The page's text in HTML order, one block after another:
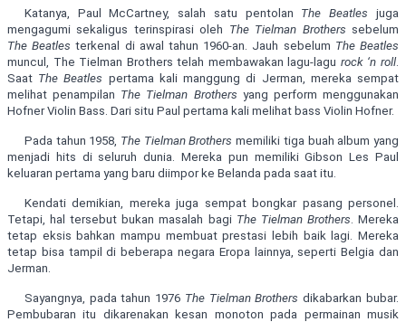
Katanya, Paul McCartney, salah satu pentolan The Beatles juga
mengagumi sekaligus terinspirasi oleh The Tielman Brothers sebelum
The Beatles terkenal di awal tahun 1960-an. Jauh sebelum The Beatles
muncul, The Tielman Brothers telah membawakan lagu-lagu rock ‘n roll.
Saat The Beatles pertama kali manggung di Jerman, mereka sempat
melihat penampilan The Tielman Brothers yang perform menggunakan
Hofner Violin Bass. Dari situ Paul pertama kali melihat bass Violin Hofner.
Pada tahun 1958, The Tielman Brothers memiliki tiga buah album yang
menjadi hits di seluruh dunia. Mereka pun memiliki Gibson Les Paul
keluaran pertama yang baru diimpor ke Belanda pada saat itu.
Kendati demikian, mereka juga sempat bongkar pasang personel.
Tetapi, hal tersebut bukan masalah bagi The Tielman Brothers . Mereka
tetap eksis bahkan mampu membuat prestasi lebih baik lagi. Mereka
tetap bisa tampil di beberapa negara Eropa lainnya, seperti Belgia dan
Jerman.
Sayangnya, pada tahun 1976 The Tielman Brothers dikabarkan bubar.
Pembubaran itu dikarenakan kesan monoton pada permainan musik